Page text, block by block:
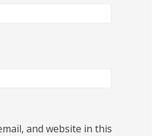
and website in this